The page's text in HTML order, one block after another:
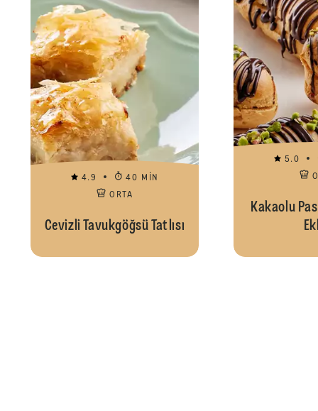
4.9
40 MIN
ORTA
Cevizli Tavukgöğsü Tatlısı
5.0
Kakaolu